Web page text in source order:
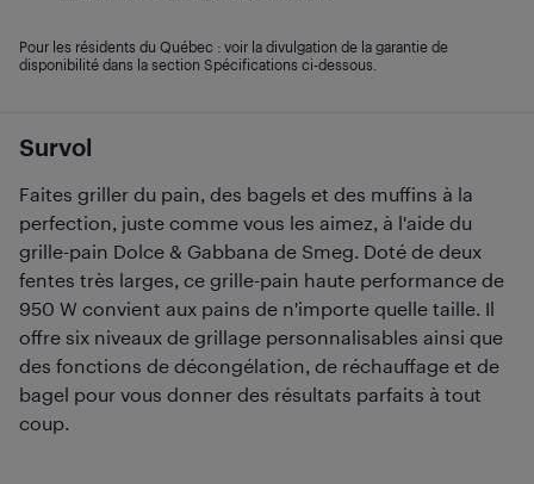
Survol
Faites griller du pain, des bagels et des muffins à la
perfection, juste comme vous les aimez, à l'aide du
grille-pain Dolce & Gabbana de Smeg. Doté de deux
fentes très larges, ce grille-pain haute performance de
950 W convient aux pains de n'importe quelle taille. Il
offre six niveaux de grillage personnalisables ainsi que
des fonctions de décongélation, de réchauffage et de
bagel pour vous donner des résultats parfaits à tout
coup.
Pour les résidents du Québec : voir la divulgation de la garantie de
disponibilité dans la section Spécifications ci-dessous.